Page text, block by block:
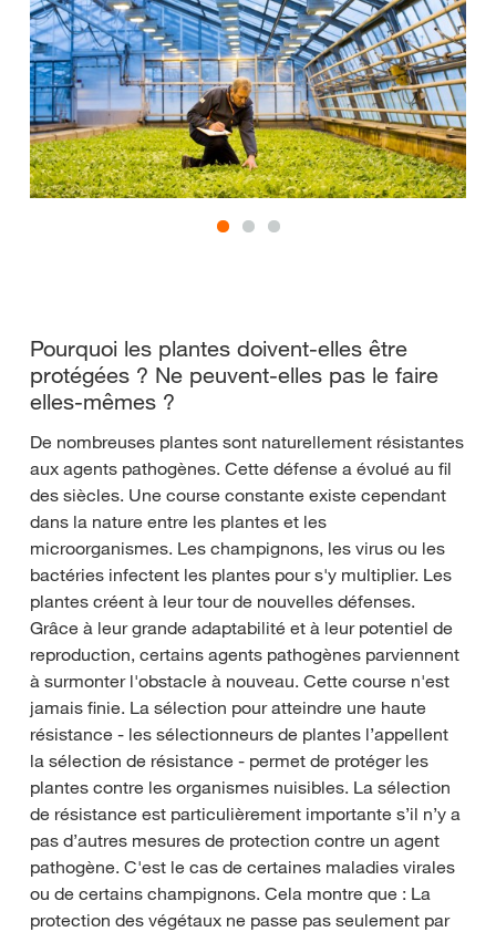
Pourquoi les plantes doivent-elles être
protégées ? Ne peuvent-elles pas le faire
elles-mêmes ?
De nombreuses plantes sont naturellement résistantes
aux agents pathogènes. Cette défense a évolué au fil
des siècles. Une course constante existe cependant
dans la nature entre les plantes et les
microorganismes. Les champignons, les virus ou les
bactéries infectent les plantes pour s'y multiplier. Les
plantes créent à leur tour de nouvelles défenses.
Grâce à leur grande adaptabilité et à leur potentiel de
reproduction, certains agents pathogènes parviennent
à surmonter l'obstacle à nouveau. Cette course n'est
jamais finie. La sélection pour atteindre une haute
résistance - les sélectionneurs de plantes l’appellent
la sélection de résistance - permet de protéger les
plantes contre les organismes nuisibles. La sélection
de résistance est particulièrement importante s’il n’y a
pas d’autres mesures de protection contre un agent
pathogène. C'est le cas de certaines maladies virales
ou de certains champignons. Cela montre que : La
protection des végétaux ne passe pas seulement par